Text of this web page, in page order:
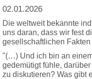
02.01.2026
Die weltweit bekannte
uns daran, dass wir fest
gesellschaftlichen
"(…) Und ich bin an
gedemütigt fühle,
zu diskutieren? Was gibt